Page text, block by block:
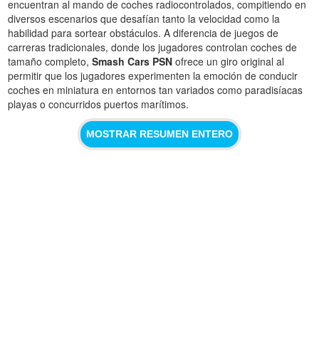
encuentran al mando de coches radiocontrolados, compitiendo en
diversos escenarios que desafían tanto la velocidad como la
habilidad para sortear obstáculos. A diferencia de juegos de
carreras tradicionales, donde los jugadores controlan coches de
tamaño completo,Smash Cars PSN ofrece un giro original al
permitir que los jugadores experimenten la emoción de conducir
coches en miniatura en entornos tan variados como paradisíacas
playas o concurridos puertos marítimos.
MOSTRAR RESUMEN ENTERO